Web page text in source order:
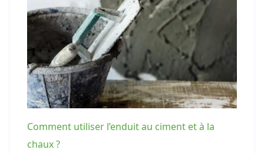
Comment utiliser l’enduit au ciment et à la
chaux ?